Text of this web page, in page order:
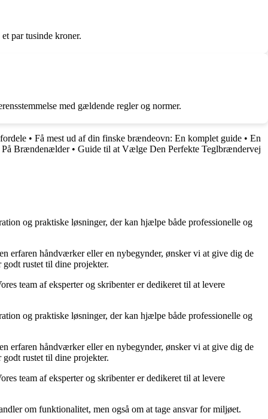
par tusinde kroner.
med gældende regler og normer.
• Få mest ud af din finske brændeovn: En komplet guide • En
På Brændenælder• Guide til at Vælge Den Perfekte Teglbrændervej
og praktiske løsninger, der kan hjælpe både professionelle og
erfaren håndværker eller en nybegynder, ønsker vi at give dig de
rustet til dine projekter.
team af eksperter og skribenter er dedikeret til at levere
og praktiske løsninger, der kan hjælpe både professionelle og
erfaren håndværker eller en nybegynder, ønsker vi at give dig de
rustet til dine projekter.
team af eksperter og skribenter er dedikeret til at levere
om funktionalitet, men også om at tage ansvar for miljøet.